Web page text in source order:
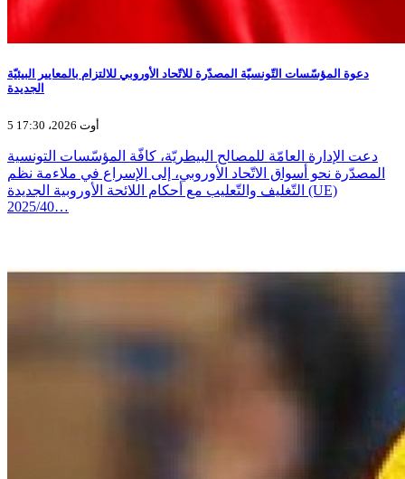
دعوة المؤسّسات التّونسيّة المصدّرة للاتّحاد الأوروبي للالتزام بالمعايير البيئيّة
الجديدة
5 أوت 2026، 17:30
دعت الإدارة العامّة للمصالح البيطريّة، كافّة المؤسّسات التونسية
المصدّرة نحو أسواق الاتّحاد الأوروبي، إلى الإسراع في ملاءمة نظم
التّغليف والتّعليب مع أحكام اللائحة الأوروبية الجديدة (UE)
2025/40…